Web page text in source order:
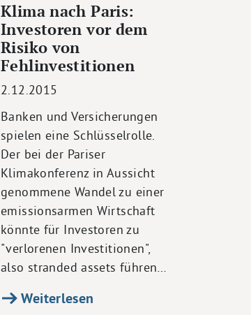
Klima nach Paris:
Investoren vor dem
Risiko von
Fehlinvestitionen
2.12.2015
Banken und Versicherungen
spielen eine Schlüsselrolle.
Der bei der Pariser
Klimakonferenz in Aussicht
genommene Wandel zu einer
emissionsarmen Wirtschaft
könnte für Investoren zu
"verlorenen Investitionen",
also stranded assets führen…
Weiterlesen